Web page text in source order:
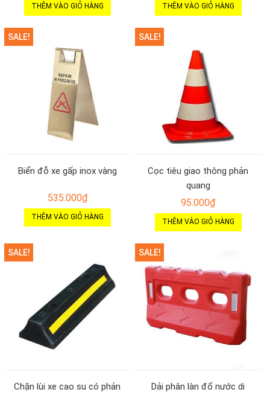
THÊM VÀO GIỎ HÀNG THÊM VÀO GIỎ HÀNG
SALE!
Biển đỗ xe gấp inox vàng
535.000₫
THÊM VÀO GIỎ HÀNG
SALE!
Cọc tiêu giao thông phản
quang
95.000₫
THÊM VÀO GIỎ HÀNG
SALE!
Chặn lùi xe cao su có phản
SALE!
Dải phân làn đổ nước di